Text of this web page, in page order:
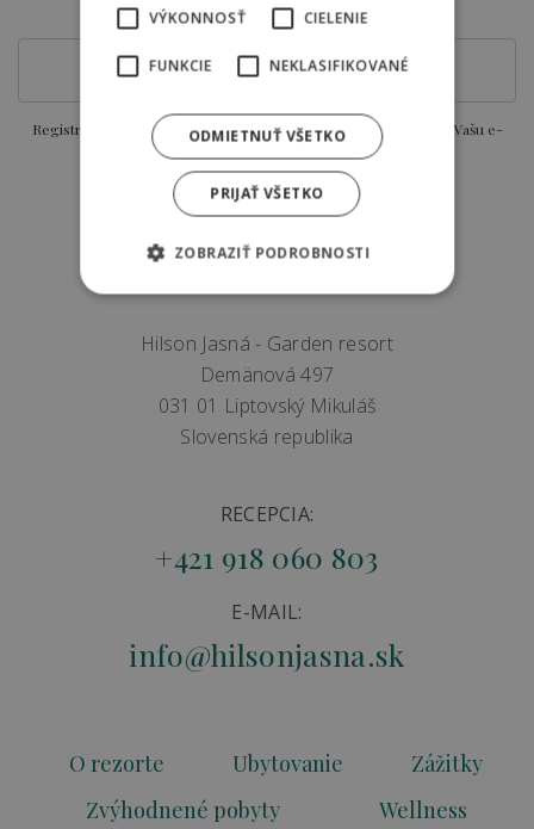
E-MAIL
Registráciou súhlasíte so zasielaním aktuálnych ponúk a zliav na Vašu e-
mailovú adresu.
Hilson Jasná - Garden resort
Demänová 497
031 01 Liptovský Mikuláš
Slovenská republika
RECEPCIA:
+421 918 060 803
E-MAIL:
info@hilsonjasna.sk
O rezorte Ubytovanie
Zážitky
Zvýhodnené pobyty
Wellness
VÝKONNOSŤ CIELENIE
FUNKCIE NEKLASIFIKOVANÉ
PRIJAŤ VŠETKO
ODMIETNUŤ VŠETKO
ZOBRAZIŤ PODROBNOSTI